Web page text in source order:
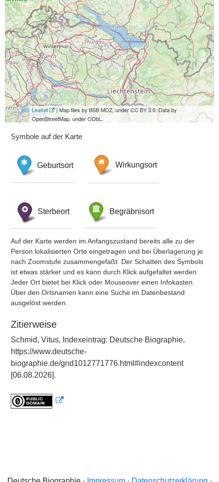
Leaflet
| Map tiles by BSB MDZ, under CC BY 3.0. Data by
OpenStreetMap, under ODbL.
Symbole auf der Karte
Geburtsort Wirkungsort
Sterbeort Begräbnisort
Auf der Karte werden im Anfangszustand bereits alle zu der
Person lokalisierten Orte eingetragen und bei Überlagerung je
nach Zoomstufe zusammengefaßt. Der Schatten des Symbols
ist etwas stärker und es kann durch Klick aufgefaltet werden.
Jeder Ort bietet bei Klick oder Mouseover einen Infokasten.
Über den Ortsnamen kann eine Suche im Datenbestand
ausgelöst werden.
Zitierweise
Schmid, Vitus, Indexeintrag: Deutsche Biographie,
https://www.deutsche-
biographie.de/gnd1012771776.html#indexcontent
[06.08.2026].